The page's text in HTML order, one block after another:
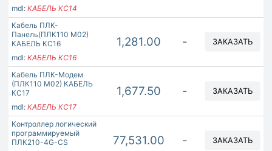
mdl: КАБЕЛЬ КС14
Кабель ПЛК-
Панель(ПЛК110 М02)
КАБЕЛЬ КС16
mdl: КАБЕЛЬ КС16
1,281.00 - ЗАКАЗАТЬ
Кабель ПЛК-Модем
(ПЛК110 М02) КАБЕЛЬ
КС17
mdl: КАБЕЛЬ КС17
1,677.50 - ЗАКАЗАТЬ
Контроллер логический
программируемый
ПЛК210-4G-CS
77,531.00 - ЗАКАЗАТЬ